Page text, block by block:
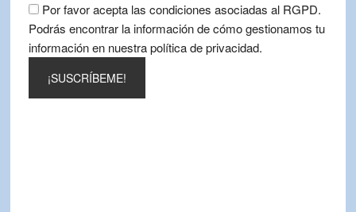
Por favor acepta las condiciones asociadas al RGPD.
Podrás encontrar la información de cómo gestionamos tu
información en nuestra política de privacidad.